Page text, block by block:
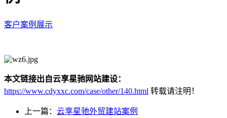
客户案例展示
本文链接出自云享星驰网站建设：
https://www.cdyxxc.com/case/other/140.html 转载请注明！
上一篇： 云享星驰外贸建站案例